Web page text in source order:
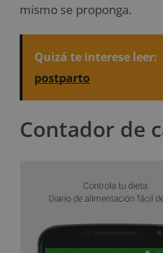
mismo se proponga.
Quizá te interese leer:
postparto
Contador de